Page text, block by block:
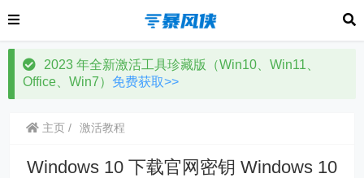
2023 年全新激活工具珍藏版（Win10、Win11、
Office、Win7） 免费获取>>
主页 激活教程
Windows 10 下载官网密钥 Windows 10